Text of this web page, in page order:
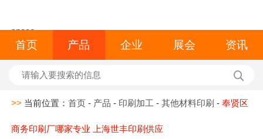
space
首页 产品 企业 展会 资讯
>> 当前位置：首页 - 产品 - 印刷加工 -其他材料印刷 -奉贤区
商务印刷厂哪家专业 上海世丰印刷供应